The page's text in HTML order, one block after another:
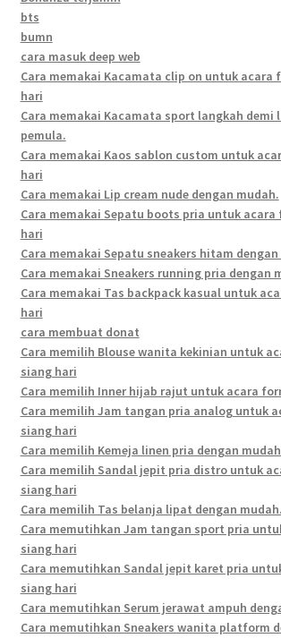
bts
bumn
cara masuk deep web
Cara memakai Kacamata clip on untuk acara
hari
Cara memakai Kacamata sport langkah demi
pemula.
Cara memakai Kaos sablon custom untuk
hari
Cara memakai Lip cream nude dengan mudah.
Cara memakai Sepatu boots pria untuk
hari
Cara memakai Sepatu sneakers hitam
Cara memakai Sneakers running pria dengan
Cara memakai Tas backpack kasual untuk
hari
cara membuat donat
Cara memilih Blouse wanita kekinian untuk
siang hari
Cara memilih Inner hijab rajut untuk acara
Cara memilih Jam tangan pria analog untuk
siang hari
Cara memilih Kemeja linen pria dengan
Cara memilih Sandal jepit pria distro untuk
siang hari
Cara memilih Tas belanja lipat dengan mudah.
Cara memutihkan Jam tangan sport pria
siang hari
Cara memutihkan Sandal jepit karet pria
siang hari
Cara memutihkan Serum jerawat ampuh
Cara memutihkan Sneakers wanita platform